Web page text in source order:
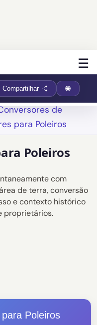
☰
Compartilhar
de
para Poleiros
Poleiros
com
de terra, conversão
e contexto histórico
proprietários.
Poleiros